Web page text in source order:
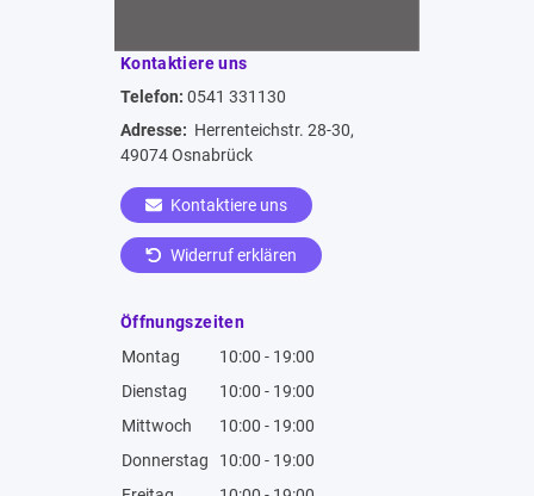
Kontaktiere uns
Telefon: 0541 331130
Adresse: Herrenteichstr. 28-30,
49074 Osnabrück
Kontaktiere uns
Widerruf erklären
Öffnungszeiten
Montag
10:00 - 19:00
Dienstag
10:00 - 19:00
Mittwoch
10:00 - 19:00
Donnerstag
10:00 - 19:00